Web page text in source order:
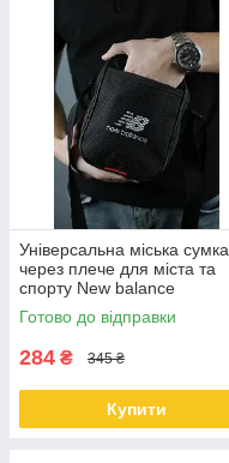
Універсальна міська сумка
через плече для міста та
спорту New balance
Готово до відправки
284 ₴ 345 ₴
Купити